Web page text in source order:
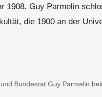
1908. Guy Parmelin
die 1900 an der
Bundesrat Guy Parmelin